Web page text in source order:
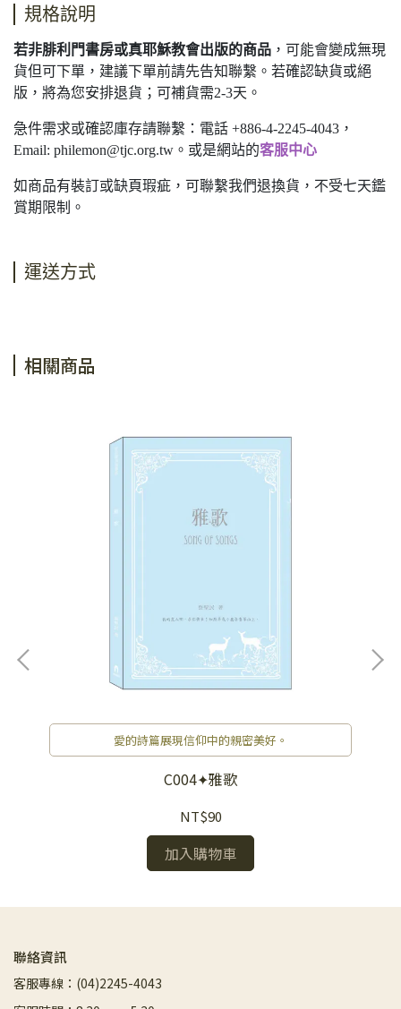
規格說明
若非腓利門書房或真耶穌教會出版的商品 ，可能會變成無現
貨但可下單，建議下單前請先告知聯繫。若確認缺貨或絕
版，將為您安排退貨；可補貨需2-3天。
急件需求或確認庫存請聯繫：電話 +886-4-2245-4043，
Email: philemon@tjc.org.tw 。或是網站的客服中心
如商品有裝訂或缺頁瑕疵，可聯繫我們退換貨，不受七天鑑
賞期限制。
運送方式
相關商品
愛的詩篇展現信仰中的親密美好。
C004✦雅歌
NT$90
加入購物車
聯絡資訊
客服專線：(04)2245-4043